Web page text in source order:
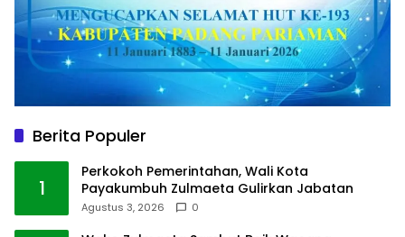
Berita Populer
1
Perkokoh Pemerintahan, Wali Kota
Payakumbuh Zulmaeta Gulirkan Jabatan
Agustus 3, 2026 0